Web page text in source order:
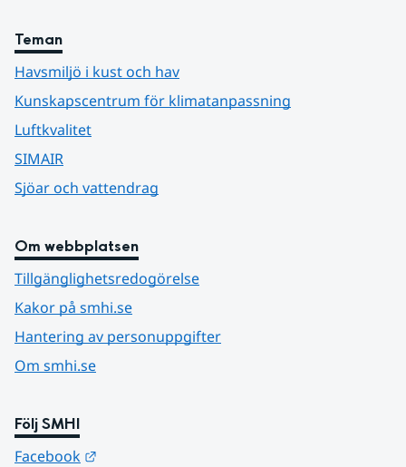
Teman
Havsmiljö i kust och hav
Kunskapscentrum för klimatanpassning
Luftkvalitet
SIMAIR
Sjöar och vattendrag
Om webbplatsen
Tillgänglighetsredogörelse
Kakor på smhi.se
Hantering av personuppgifter
Om smhi.se
Följ SMHI
Facebook